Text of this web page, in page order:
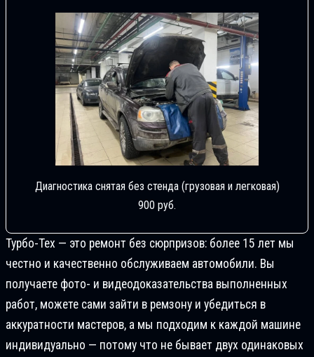
Диагностика снятая без стенда (грузовая и легковая)
900 руб.
Турбо-Тех — это ремонт без сюрпризов: более 15 лет мы
честно и качественно обслуживаем автомобили. Вы
получаете фото- и видеодоказательства выполненных
работ, можете сами зайти в ремзону и убедиться в
аккуратности мастеров, а мы подходим к каждой машине
индивидуально — потому что не бывает двух одинаковых